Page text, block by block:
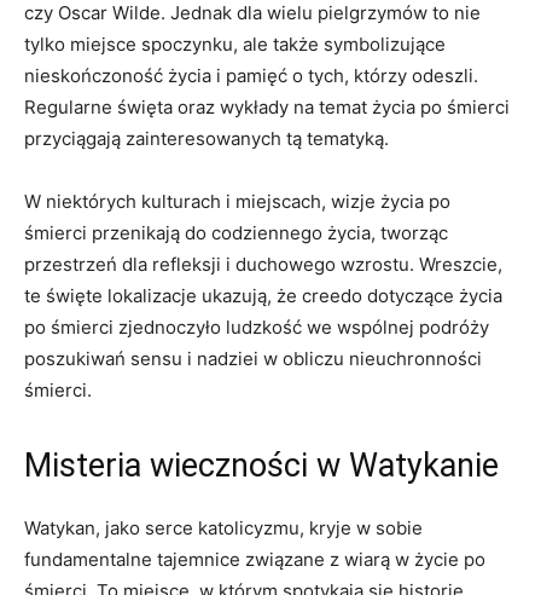
czy Oscar Wilde. Jednak dla wielu pielgrzymów to nie
tylko miejsce spoczynku, ale także symbolizujące
nieskończoność życia i pamięć o tych, którzy odeszli.
Regularne święta oraz wykłady na temat życia po śmierci
przyciągają zainteresowanych tą tematyką.
W niektórych kulturach i miejscach, wizje życia po
śmierci przenikają do codziennego życia, tworząc
przestrzeń dla refleksji i duchowego wzrostu. Wreszcie,
te święte lokalizacje ukazują, że creedo dotyczące życia
po śmierci zjednoczyło ludzkość we wspólnej podróży
poszukiwań sensu i nadziei w obliczu nieuchronności
śmierci.
Misteria wieczności w Watykanie
Watykan, jako serce katolicyzmu, kryje w sobie
fundamentalne tajemnice związane z wiarą w życie po